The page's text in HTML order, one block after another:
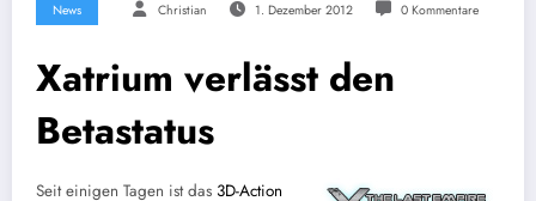
News Christian 1. Dezember 2012 0 Kommentare
Xatrium verlässt den
Betastatus
Seit einigen Tagen ist das 3D-Action